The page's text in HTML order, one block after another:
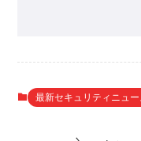
最新セキュリティニュー